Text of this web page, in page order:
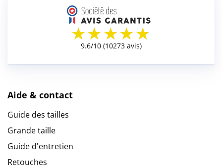
Aide & contact
Guide des tailles
Grande taille
Guide d'entretien
Retouches